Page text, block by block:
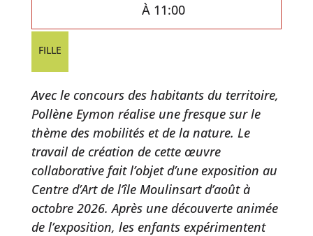
À 11:00
FILLE
Avec le concours des habitants du territoire,
Pollène Eymon réalise une fresque sur le
thème des mobilités et de la nature. Le
travail de création de cette œuvre
collaborative fait l’objet d’une exposition au
Centre d’Art de l’île Moulinsart d’août à
octobre 2026. Après une découverte animée
de l’exposition, les enfants expérimentent